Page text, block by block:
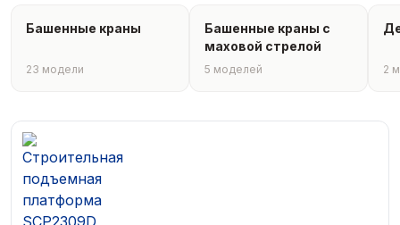
Башенные краны
23 модели
Башенные краны с
маховой стрелой
5 моделей 2